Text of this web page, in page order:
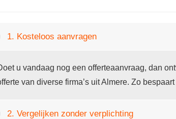
1. Kosteloos aanvragen
u vandaag nog een offerteaanvraag, dan
van diverse firma’s uit Almere. Zo
2. Vergelijken zonder verplichting